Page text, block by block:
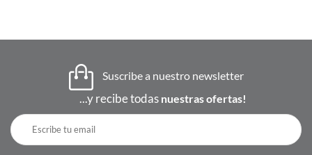
Suscribe a nuestro newsletter
...y recibe todas nuestras ofertas!